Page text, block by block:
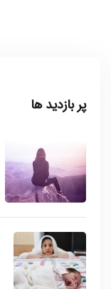
پر بازدید ها